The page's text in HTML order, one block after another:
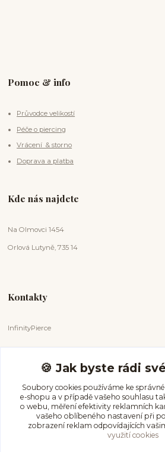
Pomoc & info
Průvodce velikostí
Péče o piercing
Vrácení & storno
Doprava a platba
Kde nás najdete
Na Olmovci 1454
Orlová Lutyně, 735 14
Kontakty
InfinityPierce
+420 731 681 038
(Po-Ne, 9-18 hod.)
info@infinitypierce.cz
🍪 Jak byste rádi
Soubory cookies používáme ke
e-shopu a v případě vašeho souhlasu
o webu, měření efektivity reklamních
vašeho oblíbeného nastavení při
zobrazení reklam odpovídajících
využití cookies